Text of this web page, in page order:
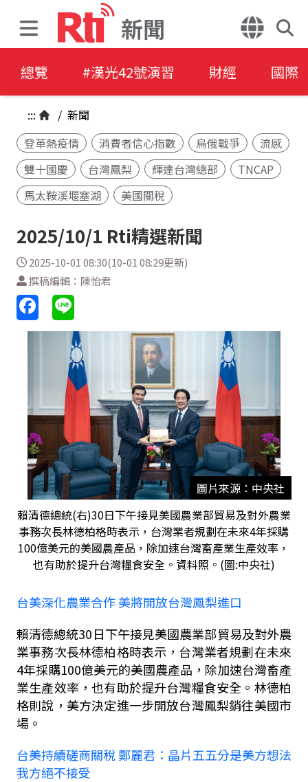
新聞
總覽 #漢光42號演習 財經 國際
::: / 新聞
登革熱疫情
消費者信心指數 烏俄戰爭
流感
雙十國慶
台灣鳳梨 輝達台灣總部
TNCAP
馬太鞍溪堰塞湖
美國關稅
2025/10/1 Rti精選新聞
2025-10-01 08:30(10-01 08:29更新)
撰稿編輯：陳怡君
圖片來源：中央社
賴清德總統(右)30日下午接見美國農業部貿易及對外農業
事務次長林德柏格時表示，台灣業者規劃在未來4年採購
100億美元的美國農產品，除加速台灣畜產業生產效率，
也有助於提升台灣糧食安全。資料照。(圖:中央社)
台美深化農業合作 美將開放台灣鳳梨進口
賴清德總統30日下午接見美國農業部貿易及對外農
業事務次長林德柏格時表示，台灣業者規劃在未來
4年採購100億美元的美國農產品，除加速台灣畜產
業生產效率，也有助於提升台灣糧食安全。林德柏
格則說，美方決定進一步開放台灣鳳梨銷往美國市
場。
台美持續磋商關稅 鄭麗君：晶片五五分是美方想法
我方絕不接受